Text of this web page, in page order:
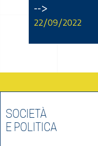
-->
22/09/2022
SOCIETÀ
E POLITICA